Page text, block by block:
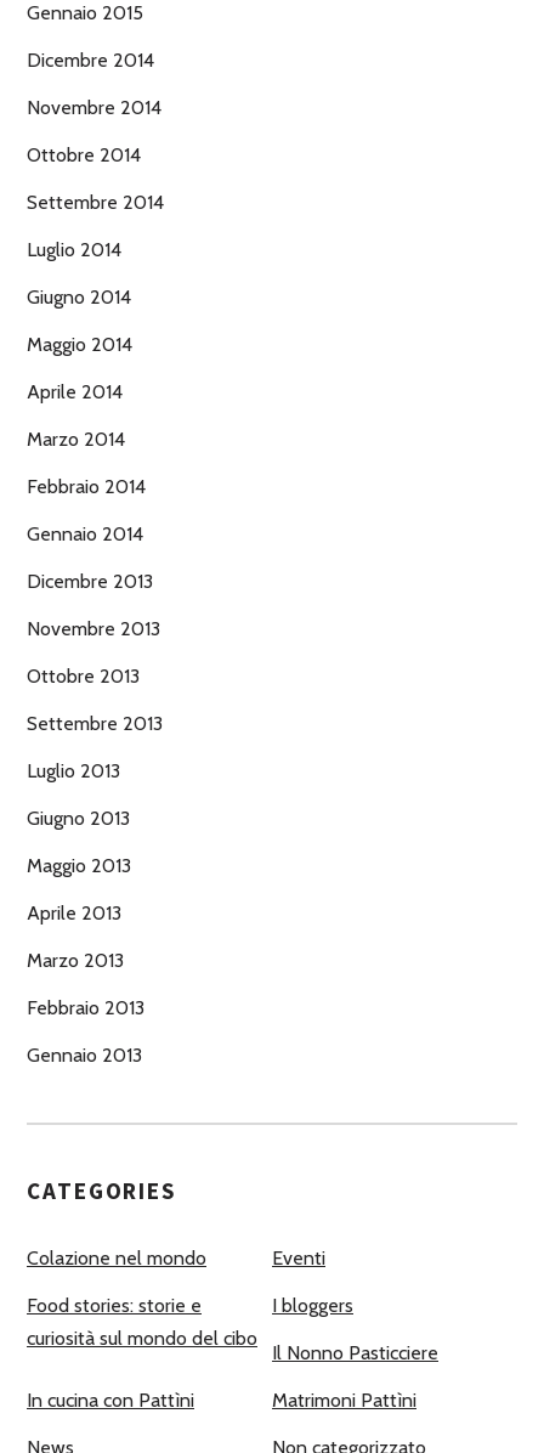
Gennaio 2015
Dicembre 2014
Novembre 2014
Ottobre 2014
Settembre 2014
Luglio 2014
Giugno 2014
Maggio 2014
Aprile 2014
Marzo 2014
Febbraio 2014
Gennaio 2014
Dicembre 2013
Novembre 2013
Ottobre 2013
Settembre 2013
Luglio 2013
Giugno 2013
Maggio 2013
Aprile 2013
Marzo 2013
Febbraio 2013
Gennaio 2013
CATEGORIES
Colazione nel mondo Eventi
Food stories: storie e
curiosità sul mondo del cibo
I bloggers
Il Nonno Pasticciere
In cucina con Pattìni Matrimoni Pattìni
News Non categorizzato